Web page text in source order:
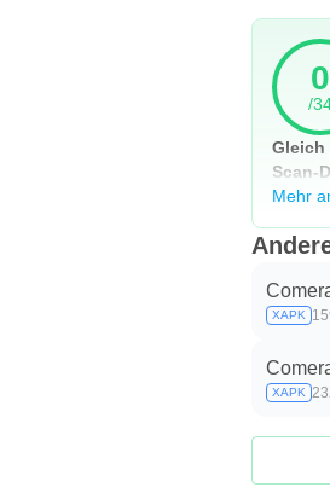
0
/
Gleich
Scan-
Mehr
XAPK
XAPK